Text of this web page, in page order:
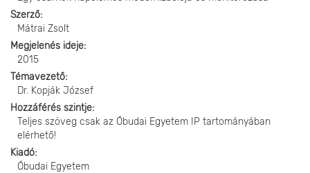
Szerző
Mátrai Zsolt
Megjelenés ideje
2015
Témavezető
Dr. Kopják József
Hozzáférés szintje
Teljes szöveg csak az Óbudai Egyetem IP tartományában
elérhető!
Kiadó
Óbudai Egyetem